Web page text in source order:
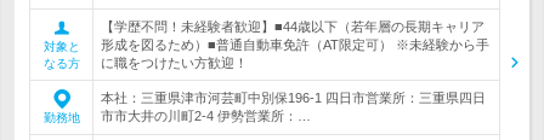
対象と
なる方
【学歴不問！未経験者歓迎】■44歳以下（若年層の長期キャリア
形成を図るため）■普通自動車免許（AT限定可） ※未経験から手
に職をつけたい方歓迎！
勤務地
本社：三重県津市河芸町中別保196-1 四日市営業所：三重県四日
市市大井の川町2-4 伊勢営業所：…